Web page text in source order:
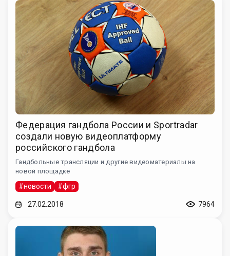
Федерация гандбола России и Sportradar
создали новую видеоплатформу
российского гандбола
Гандбольные трансляции и другие видеоматериалы на
новой площадке
#новости #фгр
27.02.2018 7964